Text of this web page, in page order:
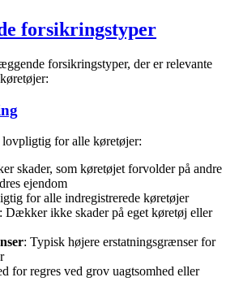
forsikringstyper
forsikringstyper, der er relevante
for alle køretøjer:
skader, som køretøjet forvolder på andre
ejendom
for alle indregistrerede køretøjer
: Dækker ikke skader på eget køretøj eller
: Typisk højere erstatningsgrænser for
for regres ved grov uagtsomhed eller